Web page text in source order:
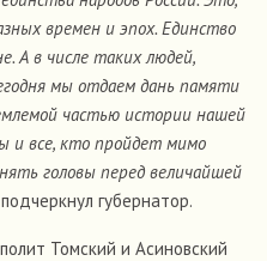
времен и эпох. Единство
А в числе таких людей,
мы отдаем дань памяти
частью истории нашей
все, кто пройдет мимо
головы перед величайшей
губернатор.
Томский и Асиновский